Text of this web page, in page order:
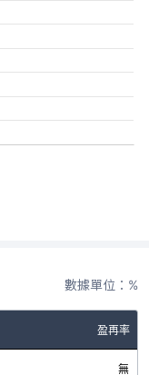
數據單位：%
盈再率
無